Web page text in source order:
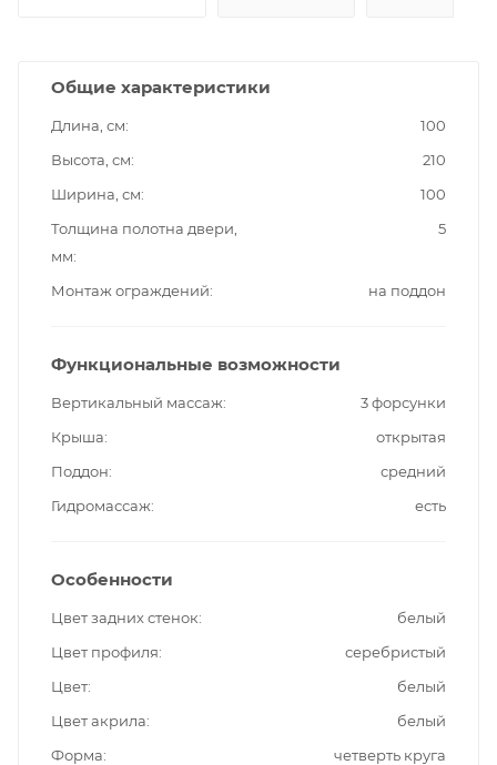
Общие характеристики
Длина, см
100
Высота, см
210
Ширина, см
100
Толщина полотна двери,
мм
5
Монтаж ограждений на поддон
Функциональные возможности
Вертикальный массаж
3 форсунки
Крыша
открытая
Поддон
средний
Гидромассаж
есть
Особенности
Цвет задних стенок
белый
Цвет профиля
серебристый
Цвет
белый
Цвет акрила
белый
Форма
четверть круга